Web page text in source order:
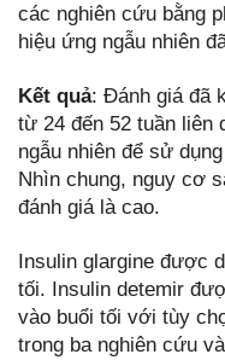
các nghiên cứu bằng
hiệu ứng ngẫu nhiên
Kết quả: Đánh giá đã
từ 24 đến 52 tuần liên
ngẫu nhiên để sử
Nhìn chung, nguy cơ
đánh giá là cao.
Insulin glargine được
tối. Insulin detemir
vào buổi tối với tùy
trong ba nghiên cứu